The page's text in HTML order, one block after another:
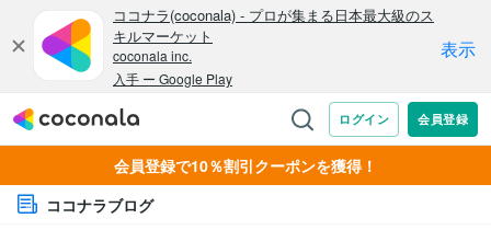
会員登録で10％割引クーポンを獲得！
ココナラブログ